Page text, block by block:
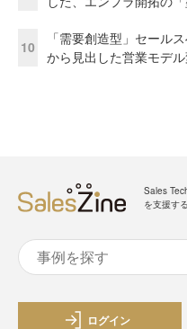
10
「需要創造型」セール
から見出した営業モデ
Sales
を支援す
ログイン